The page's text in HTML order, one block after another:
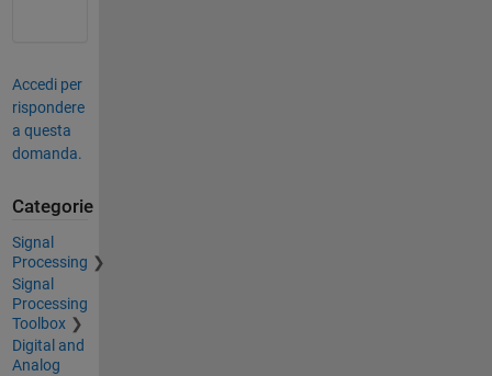
Accedi per
rispondere
a questa
domanda.
Categorie
Signal
Processing
Signal
Processing
Toolbox
Digital and
Analog